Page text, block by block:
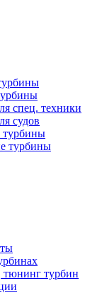
спец. техники
судов
турбины
турбины
тюнинг турбин